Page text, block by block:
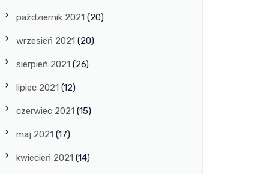
październik 2021 (20)
wrzesień 2021 (20)
sierpień 2021 (26)
lipiec 2021 (12)
czerwiec 2021 (15)
maj 2021 (17)
kwiecień 2021 (14)